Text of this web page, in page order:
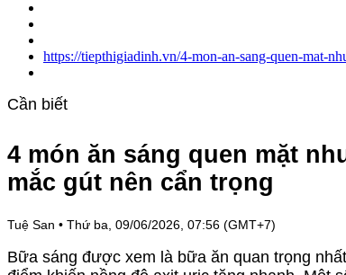
https://tiepthigiadinh.vn/4-mon-an-sang-quen-mat-
Cần biết
4 món ăn sáng quen mặt
mắc gút nên cẩn trọng
Tuệ San • Thứ ba, 09/06/2026, 07:56 (GMT+7)
Bữa sáng được xem là bữa ăn quan trọng